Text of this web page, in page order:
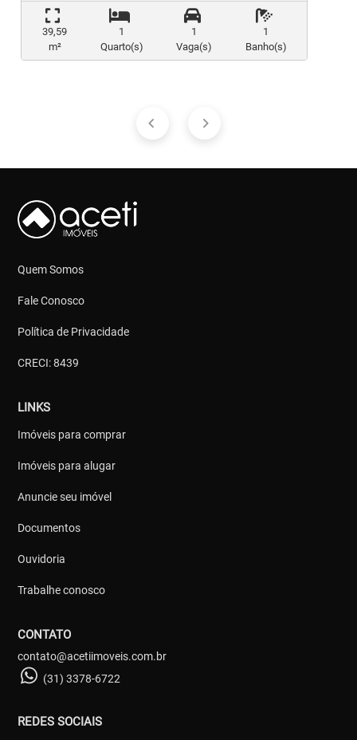
39,59
m²
1
Quarto(s)
1
Vaga(s)
1
Banho(s)
Quem Somos
Fale Conosco
Política de Privacidade
CRECI: 8439
LINKS
Imóveis para comprar
Imóveis para alugar
Anuncie seu imóvel
Documentos
Ouvidoria
Trabalhe conosco
CONTATO
contato@acetiimoveis.com.br
(31) 3378-6722
REDES SOCIAIS